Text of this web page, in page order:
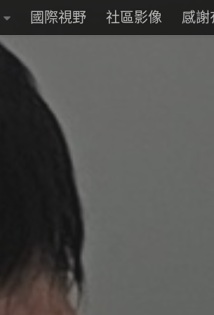
國際視野 社區影像 感謝